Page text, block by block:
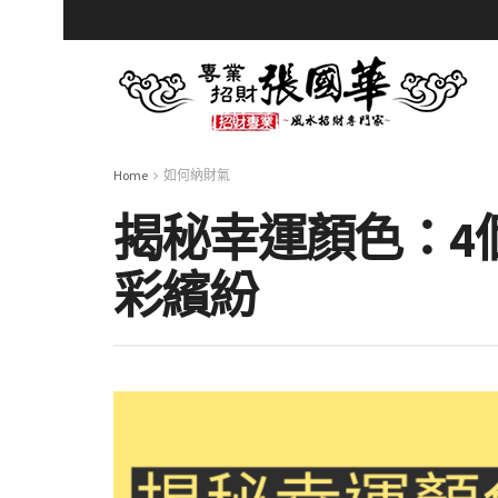
Home 如何納財氣
揭秘幸運顏色：4
彩繽紛